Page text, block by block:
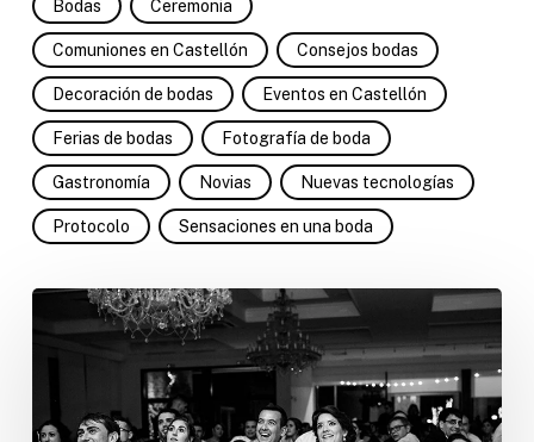
Bodas Ceremonia
Comuniones en Castellón Consejos bodas
Decoración de bodas Eventos en Castellón
Ferias de bodas Fotografía de boda
Gastronomía Novias Nuevas tecnologías
Protocolo Sensaciones en una boda
vídeo
boda,